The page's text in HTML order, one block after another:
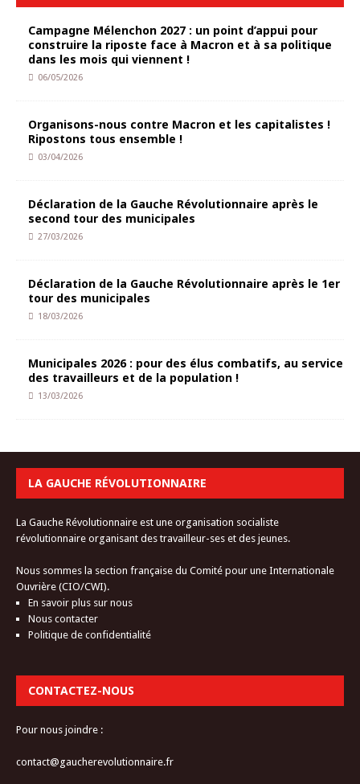
Campagne Mélenchon 2027 : un point d’appui pour
construire la riposte face à Macron et à sa politique
dans les mois qui viennent !
06/05/2026
Organisons-nous contre Macron et les capitalistes !
Ripostons tous ensemble !
03/04/2026
Déclaration de la Gauche Révolutionnaire après le
second tour des municipales
27/03/2026
Déclaration de la Gauche Révolutionnaire après le 1er
tour des municipales
18/03/2026
Municipales 2026 : pour des élus combatifs, au service
des travailleurs et de la population !
13/03/2026
LA GAUCHE RÉVOLUTIONNAIRE
La Gauche Révolutionnaire est une organisation socialiste
révolutionnaire organisant des travailleur-ses et des jeunes.
Nous sommes la section française du Comité pour une Internationale
Ouvrière (CIO/CWI).
En savoir plus sur nous
Nous contacter
Politique de confidentialité
CONTACTEZ-NOUS
Pour nous joindre :
contact@gaucherevolutionnaire.fr